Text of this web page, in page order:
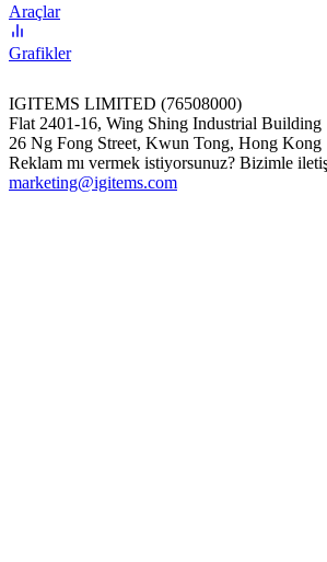
Araçlar
Grafikler
IGITEMS LIMITED (76508000)
Flat 2401-16, Wing Shing Industrial Building
26 Ng Fong Street, Kwun Tong, Hong Kong
Reklam mı vermek istiyorsunuz? Bizimle
marketing@igitems.com